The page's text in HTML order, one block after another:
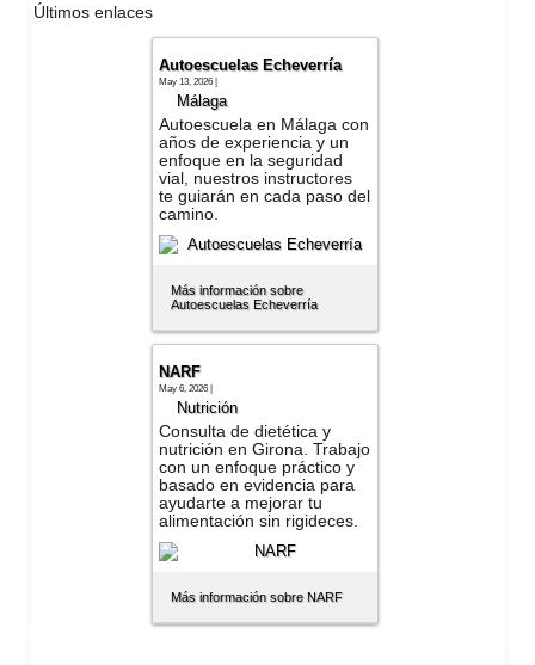
Últimos enlaces
Autoescuelas Echeverría
May 13, 2026 |
Málaga
Autoescuela en Málaga con
años de experiencia y un
enfoque en la seguridad
vial, nuestros instructores
te guiarán en cada paso del
camino.
Más información sobre
Autoescuelas Echeverría
NARF
May 6, 2026 |
Nutrición
Consulta de dietética y
nutrición en Girona. Trabajo
con un enfoque práctico y
basado en evidencia para
ayudarte a mejorar tu
alimentación sin rigideces.
Más información sobre NARF